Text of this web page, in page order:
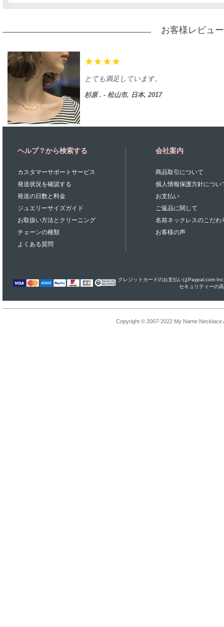
お客様レビュー
とても満足しています。
杉原 . - 松山市, 日本, 2017
ヘルプ？から検索する
カスタマーサポートサービス
発送状況を確認する
発送の日数と料金
ジュエリーサイズガイド
お取扱い方法とクリーニング
チェーンの種類
よくある質問
会社案内
商品取引について
個人情報保護方針につい
お支払い
ご返品に関して
名前ネックレスのこだわ
お客様の声
クレジットカードのお支払いはPaypal.com
セキュリティーの
Copyright © 2007-2022 My Name Necklace